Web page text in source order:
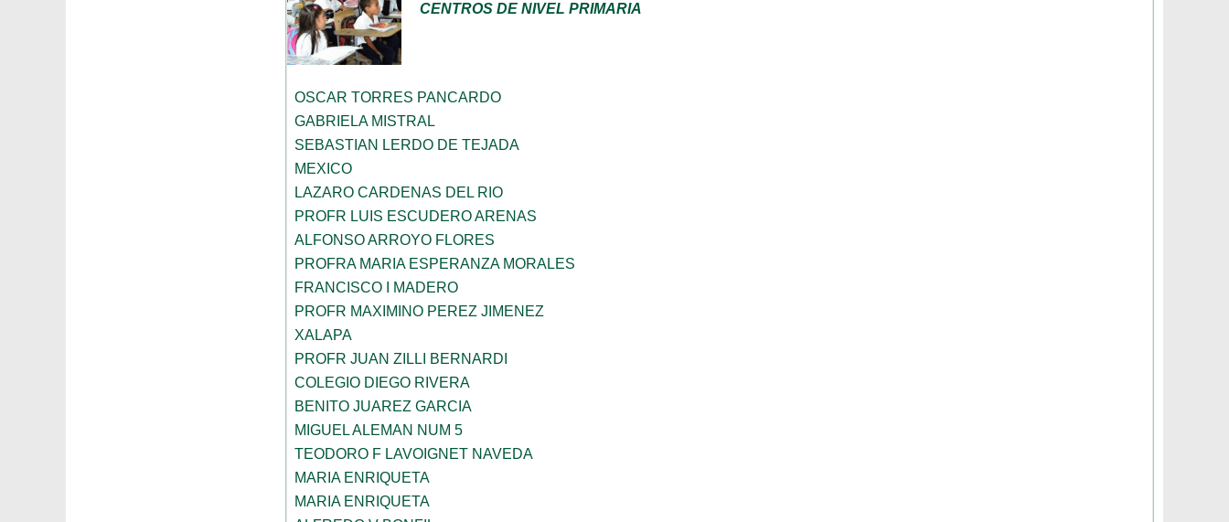
CENTROS DE NIVEL PRIMARIA
OSCAR TORRES PANCARDO
GABRIELA MISTRAL
SEBASTIAN LERDO DE TEJADA
MEXICO
LAZARO CARDENAS DEL RIO
PROFR LUIS ESCUDERO ARENAS
ALFONSO ARROYO FLORES
PROFRA MARIA ESPERANZA MORALES
FRANCISCO I MADERO
PROFR MAXIMINO PEREZ JIMENEZ
XALAPA
PROFR JUAN ZILLI BERNARDI
COLEGIO DIEGO RIVERA
BENITO JUAREZ GARCIA
MIGUEL ALEMAN NUM 5
TEODORO F LAVOIGNET NAVEDA
MARIA ENRIQUETA
MARIA ENRIQUETA